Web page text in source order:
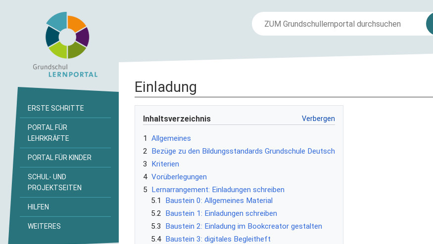
Einladung
Inhaltsverzeichnis
1
Allgemeines
2 Bezüge zu den Bildungsstandards Grundschule Deutsch
3
Kriterien
4 Vorüberlegungen
5 Lernarrangement: Einladungen schreiben
5.1
Baustein 0: Allgemeines Material
5.2 Baustein 1: Einladungen schreiben
5.3
Baustein 2: Einladung im Bookcreator gestalten
5.4 Baustein 3: digitales Begleitheft
ERSTE SCHRITTE
PORTAL FÜR
LEHRKRÄFTE
PORTAL FÜR KINDER
SCHUL- UND
PROJEKTSEITEN
HILFEN
WEITERES